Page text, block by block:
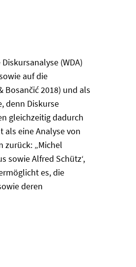
(WDA)
auf die
2018) und als
denn Diskurse
gleichzeitig dadurch
als eine Analyse von
zurück: „Michel
sowie Alfred Schütz‘,
es, die
deren